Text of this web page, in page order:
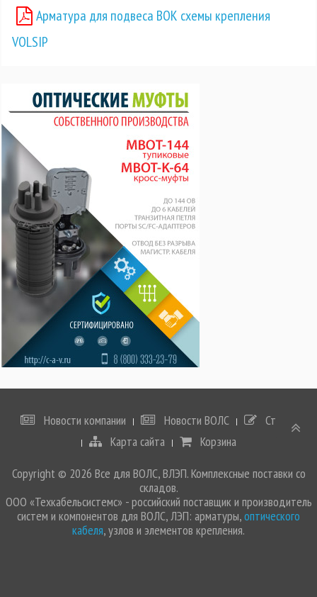
Арматура для подвеса ВОК схемы крепления
VOLSIP
Новости компании Новости ВОЛС
Статьи
Карта сайта
Корзина
Copyright © 2026 Все для ВОЛС, ВЛЭП. Комплексные поставки со
складов.
ООО «Техкабельсистемс» - российский поставщик и производитель
систем и компонентов для ВОЛС, ЛЭП: арматуры,оптического
кабеля, узлов и элементов крепления.